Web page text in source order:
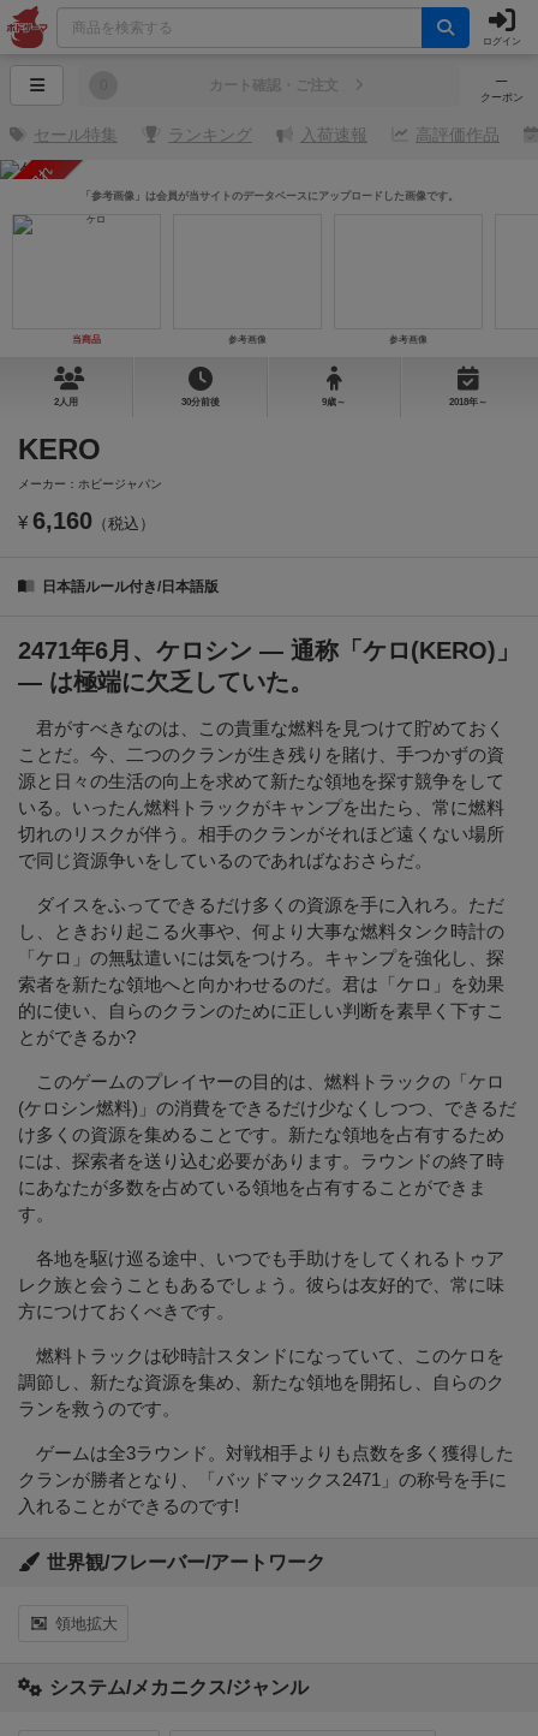
ログイン
─
クーポン
カート確認・ご注文
セール特集 ランキング 入荷速報 高評価作品
売り切れ
当商品 参考画像 参考画像
「参考画像」は会員が当サイトのデータベースにアップロードした画像です。
2人用 30分前後 9歳～ 2018年～
KERO
メーカー：ホビージャパン
¥ 6,160 （税込）
日本語ルール付き/日本語版
2471年6月、ケロシン — 通称「ケロ(KERO)」
— は極端に欠乏していた。
君がすべきなのは、この貴重な燃料を見つけて貯めておく
ことだ。今、二つのクランが生き残りを賭け、手つかずの資
源と日々の生活の向上を求めて新たな領地を探す競争をして
いる。いったん燃料トラックがキャンプを出たら、常に燃料
切れのリスクが伴う。相手のクランがそれほど遠くない場所
で同じ資源争いをしているのであればなおさらだ。
ダイスをふってできるだけ多くの資源を手に入れろ。ただ
し、ときおり起こる火事や、何より大事な燃料タンク時計の
「ケロ」の無駄遣いには気をつけろ。キャンプを強化し、探
索者を新たな領地へと向かわせるのだ。君は「ケロ」を効果
的に使い、自らのクランのために正しい判断を素早く下すこ
とができるか?
このゲームのプレイヤーの目的は、燃料トラックの「ケロ
(ケロシン燃料)」の消費をできるだけ少なくしつつ、できるだ
け多くの資源を集めることです。新たな領地を占有するため
には、探索者を送り込む必要があります。ラウンドの終了時
にあなたが多数を占めている領地を占有することができま
す。
各地を駆け巡る途中、いつでも手助けをしてくれるトゥア
レク族と会うこともあるでしょう。彼らは友好的で、常に味
方につけておくべきです。
燃料トラックは砂時計スタンドになっていて、このケロを
調節し、新たな資源を集め、新たな領地を開拓し、自らのク
ランを救うのです。
ゲームは全3ラウンド。対戦相手よりも点数を多く獲得した
クランが勝者となり、「バッドマックス2471」の称号を手に
入れることができるのです!
世界観/フレーバー/アートワーク
領地拡大
システム/メカニクス/ジャンル